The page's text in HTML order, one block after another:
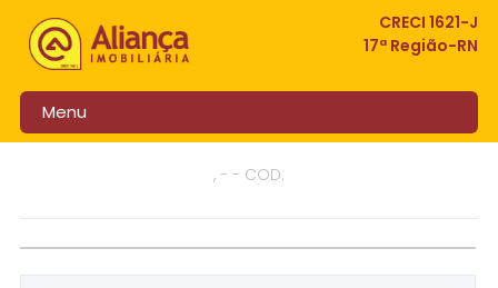
CRECI 1621-J
17ª Região-RN
Menu
, - - COD: